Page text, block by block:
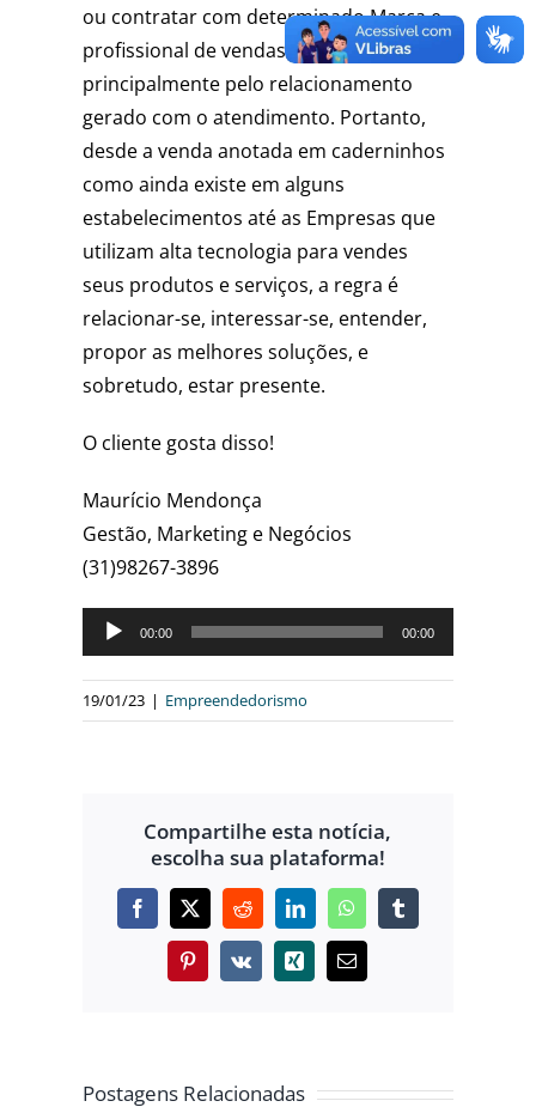
ou contratar com determinado Marca e
profissional de vendas é,
principalmente pelo relacionamento
gerado com o atendimento. Portanto,
desde a venda anotada em caderninhos
como ainda existe em alguns
estabelecimentos até as Empresas que
utilizam alta tecnologia para vendes
seus produtos e serviços, a regra é
relacionar-se, interessar-se, entender,
propor as melhores soluções, e
sobretudo, estar presente.
O cliente gosta disso!
Maurício Mendonça
Gestão, Marketing e Negócios
(31)98267-3896
Tocador
de
áudio
00:00 00:00
19/01/23 | Empreendedorismo
Compartilhe esta notícia,
escolha sua plataforma!
Facebook
X RedditLinkedInWhatsAppTumblr
Pinterest
Vk Xing
E-
mail
Postagens Relacionadas